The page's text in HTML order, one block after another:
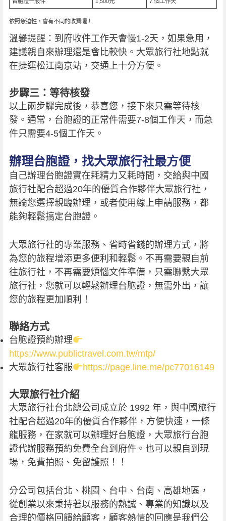
依照急迫性，會有不同的收費喔！
溫馨提醒：到府收件工作天會慢1-2天，如果急用，
建議親自來辦理還是會比較快。大眾旅行社地點就
在捷運松江南京站，交通上十分方便。
步驟三：等待核發
以上兩步驟完成後，恭喜您，接下來只需等待核
發。通常，台胞證的正常件需要7-8個工作天，而急
件只需要4-5個工作天。
辦理台胞證，找大眾旅行社最方便
自己辦理台胞證實在耗精力又耗時間，交給與中國
旅行社配合超過20年的優質合作夥伴大眾旅行社，
無論您選擇親臨辦理，或者使用線上申請服務，都
能夠輕鬆搞定台胞證。
大眾旅行社的專業服務、省時省錢的辦理方式，將
為您的旅程增添更多便利和輕鬆。不再需要親自前
往旅行社，不再需要煩惱文件準備，只需聯繫大眾
旅行社，您就可以輕鬆辦理台胞證，無需外出，讓
您的旅程更加順利！
聯絡方式
台胞證預約辦理
https://www.publictravel.com.tw/mtp/
大眾旅行社客服
https://page.line.me/pc77016149
大眾旅行社介紹
大眾旅行社台北總公司成立於 1992 年，與中國旅行
社配合超過20年的優質合作夥伴，方便快速，一條
龍服務，在家就可以辦理好台胞證，大眾旅行台胞
證代辦服務預約免費全台到府件。也可以親自到現
場，免費拍照、免留護照！！
分公司包括台北、桃園、台中、台南、高雄地區，
從創業以來秉持著以服務的熱誠、專業的知識以及
合理的價格回饋給顧客，顧客熱情的回應是我們公